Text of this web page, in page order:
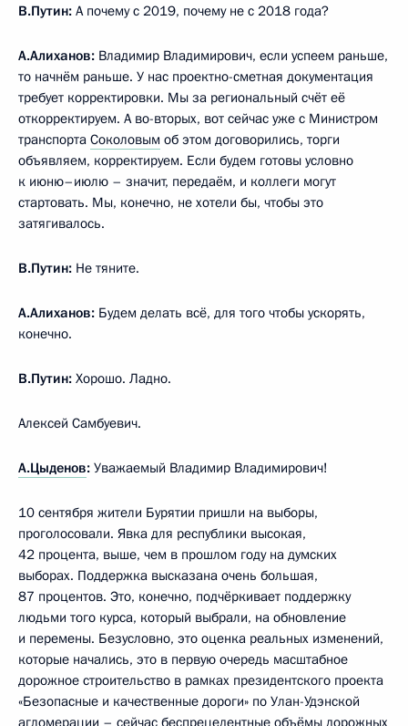
В.Путин: А почему с 2019, почему не с 2018 года?
А.Алиханов: Владимир Владимирович, если успеем раньше,
то начнём раньше. У нас проектно-сметная документация
требует корректировки. Мы за региональный счёт её
откорректируем. А во-вторых, вот сейчас уже с Министром
транспорта Соколовым об этом договорились, торги
объявляем, корректируем. Если будем готовы условно
к июню–июлю – значит, передаём, и коллеги могут
стартовать. Мы, конечно, не хотели бы, чтобы это
затягивалось.
В.Путин: Не тяните.
А.Алиханов: Будем делать всё, для того чтобы ускорять,
конечно.
В.Путин: Хорошо. Ладно.
Алексей Самбуевич.
А.Цыденов: Уважаемый Владимир Владимирович!
10 сентября жители Бурятии пришли на выборы,
проголосовали. Явка для республики высокая,
42 процента, выше, чем в прошлом году на думских
выборах. Поддержка высказана очень большая,
87 процентов. Это, конечно, подчёркивает поддержку
людьми того курса, который выбрали, на обновление
и перемены. Безусловно, это оценка реальных изменений,
которые начались, это в первую очередь масштабное
дорожное строительство в рамках президентского проекта
«Безопасные и качественные дороги» по Улан-Удэнской
агломерации – сейчас беспрецедентные объёмы дорожных